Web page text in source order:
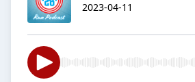
2023-04-11